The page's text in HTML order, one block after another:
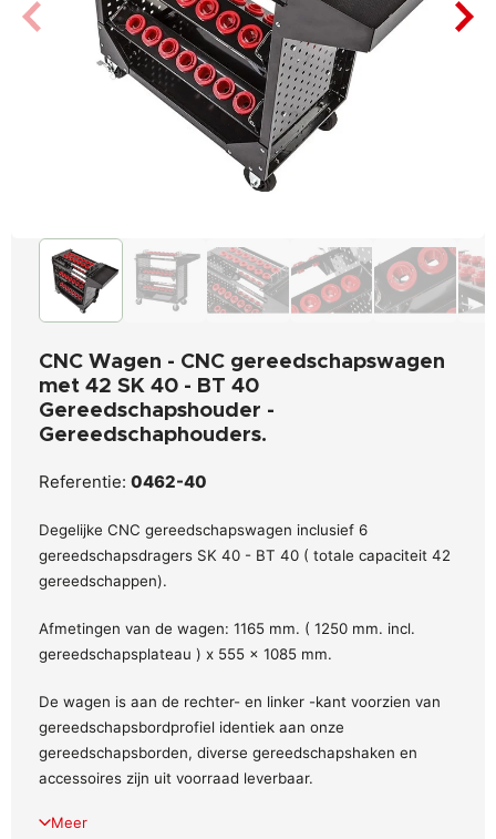
CNC Wagen - CNC gereedschapswagen
met 42 SK 40 - BT 40
Gereedschapshouder -
Gereedschaphouders.
Referentie: 0462-40
Degelijke CNC gereedschapswagen inclusief 6
gereedschapsdragers SK 40 - BT 40 ( totale capaciteit 42
gereedschappen).
Afmetingen van de wagen: 1165 mm. ( 1250 mm. incl.
gereedschapsplateau ) x 555 x 1085 mm.
De wagen is aan de rechter- en linker -kant voorzien van
gereedschapsbordprofiel identiek aan onze
gereedschapsborden, diverse gereedschapshaken en
accessoires zijn uit voorraad leverbaar.
Meer